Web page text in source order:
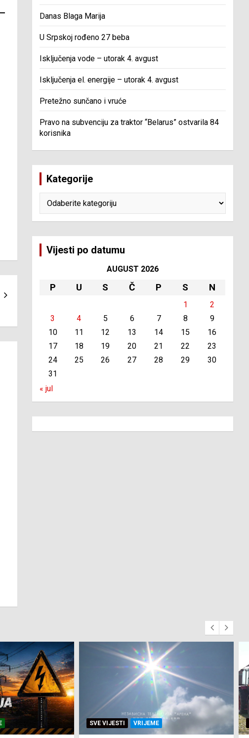
Danas Blaga Marija
U Srpskoj rođeno 27 beba
Isključenja vode – utorak 4. avgust
Isključenja el. energije – utorak 4. avgust
Pretežno sunčano i vruće
Pravo na subvenciju za traktor “Belarus” ostvarila 84
korisnika
Kategorije
Vijesti po datumu
AUGUST 2026
P U S Č P S N
1
2
3
4 5 6 7 8
9
10
11 12 13 14 15
16
17
18 19 20 21 22
23
24
25 26 27 28 29
30
31
« jul
SVE VIJESTI ZEMLJA